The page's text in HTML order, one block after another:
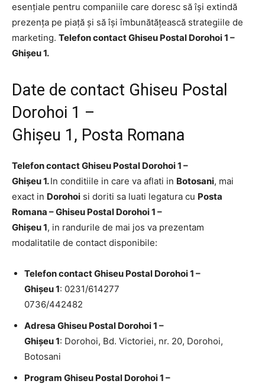
esențiale pentru companiile care doresc să își extindă
prezența pe piață și să își îmbunătățească strategiile de
marketing. Telefon contact Ghiseu Postal Dorohoi 1 –
Ghişeu 1.
Date de contact Ghiseu Postal
Dorohoi 1 –
Ghişeu 1, Posta Romana
Telefon contact Ghiseu Postal Dorohoi 1 –
Ghişeu 1.In conditiile in care va aflati in Botosani, mai
exact in Dorohoi si doriti sa luati legatura cu Posta
Romana – Ghiseu Postal Dorohoi 1 –
Ghişeu 1, in randurile de mai jos va prezentam
modalitatile de contact disponibile:
Telefon contact Ghiseu Postal Dorohoi 1 –
Ghişeu 1: 0231/614277
0736/442482
Adresa Ghiseu Postal Dorohoi 1 –
Ghişeu 1: Dorohoi, Bd. Victoriei, nr. 20, Dorohoi,
Botosani
Program Ghiseu Postal Dorohoi 1 –